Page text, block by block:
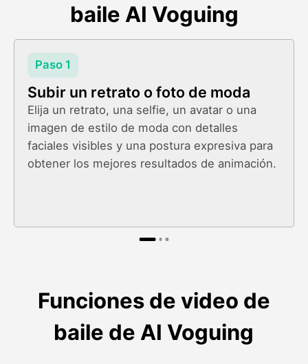
baile AI Voguing
Paso 1
Subir un retrato o foto de moda
Elija un retrato, una selfie, un avatar o una
imagen de estilo de moda con detalles
faciales visibles y una postura expresiva para
obtener los mejores resultados de animación.
Funciones de video de
baile de AI Voguing